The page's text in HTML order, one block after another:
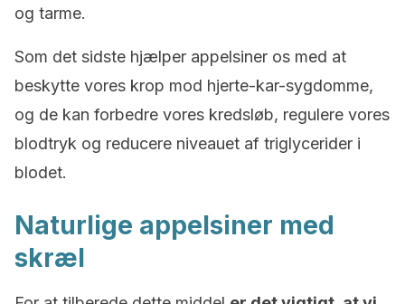
og tarme.
Som det sidste hjælper appelsiner os med at
beskytte vores krop mod hjerte-kar-sygdomme,
og de kan forbedre vores kredsløb, regulere vores
blodtryk og reducere niveauet af triglycerider i
blodet.
Naturlige appelsiner med
skræl